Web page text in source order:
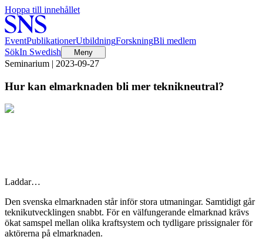
Hoppa till innehållet
EventPublikationerUtbildningForskningBli medlem
SökIn Swedish Meny
Seminarium | 2023-09-27
Hur kan elmarknaden bli mer teknikneutral?
Laddar…
Den svenska elmarknaden står inför stora utmaningar. Samtidigt går
teknikutvecklingen snabbt. För en välfungerande elmarknad krävs
ökat samspel mellan olika kraftsystem och tydligare prissignaler för
aktörerna på elmarknaden.